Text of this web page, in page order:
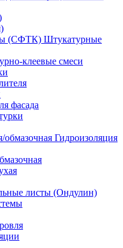
Штукатурные
клеевые смеси
фасада
Гидроизоляция
листы (Ондулин)